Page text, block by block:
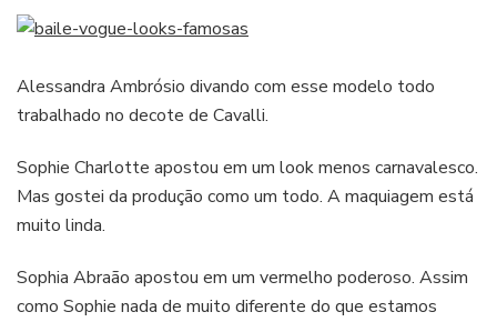
Alessandra Ambrósio divando com esse modelo todo
trabalhado no decote de Cavalli.
Sophie Charlotte apostou em um look menos carnavalesco.
Mas gostei da produção como um todo. A maquiagem está
muito linda.
Sophia Abraão apostou em um vermelho poderoso. Assim
como Sophie nada de muito diferente do que estamos